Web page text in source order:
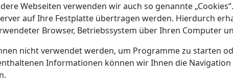
Webseiten verwenden wir auch so genannte
auf Ihre Festplatte übertragen werden. Hierdurch
Browser, Betriebssystem über Ihren Computer
nicht verwendet werden, um Programme zu starten
Informationen können wir Ihnen die